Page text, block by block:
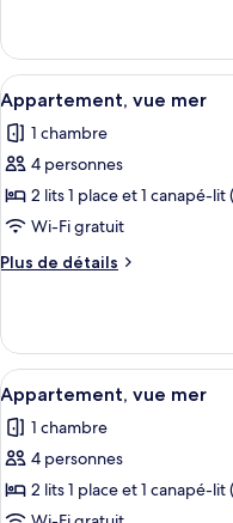
Appartement,
vue
mer
le
type
de
chambre
Appartement,
vue
Afficher
toutes
les
photos
pour
ce
type
de
Appartement,
vue
mer
11
Appartement, vue mer
1 chambre
4 personnes
2 lits 1 place et 1 canapé-
Wi-Fi gratuit
Plus de détails
Plus
le
type
de
chambre
Appartement,
vue
Afficher
toutes
les
photos
pour
11
Appartement, vue mer
1 chambre
4 personnes
2 lits 1 place et 1 canapé-